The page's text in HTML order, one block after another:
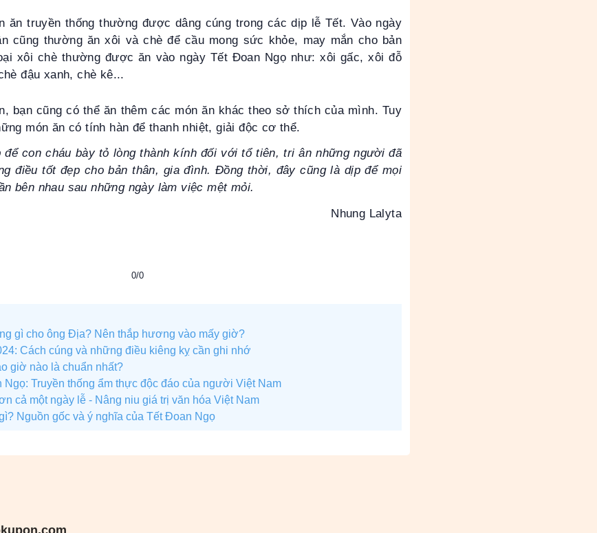
ăn truyền thống thường được dâng cúng trong các dịp lễ Tết. Vào ngày
cũng thường ăn xôi và chè để cầu mong sức khỏe, may mắn cho bản
xôi chè thường được ăn vào ngày Tết Đoan Ngọ như: xôi gấc, xôi đỗ
đậu xanh, chè kê...
bạn cũng có thể ăn thêm các món ăn khác theo sở thích của mình. Tuy
món ăn có tính hàn để thanh nhiệt, giải độc cơ thể.
để con cháu bày tỏ lòng thành kính đối với tổ tiên, tri ân những người đã
điều tốt đẹp cho bản thân, gia đình. Đồng thời, đây cũng là dịp để mọi
bên nhau sau những ngày làm việc mệt mỏi.
Nhung Lalyta
0/0
gì cho ông Địa? Nên thắp hương vào mấy giờ?
Cách cúng và những điều kiêng kỵ cần ghi nhớ
giờ nào là chuẩn nhất?
Ngọ: Truyền thống ẩm thực độc đáo của người Việt Nam
cả một ngày lễ - Nâng niu giá trị văn hóa Việt Nam
Nguồn gốc và ý nghĩa của Tết Đoan Ngọ